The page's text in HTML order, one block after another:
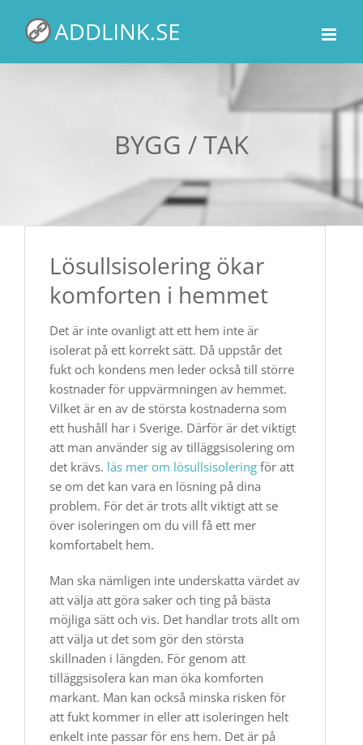
innehållet
BYGG / TAK
Lösullsisolering ökar
komforten i hemmet
Det är inte ovanligt att ett hem inte är
isolerat på ett korrekt sätt. Då uppstår det
fukt och kondens men leder också till större
kostnader för uppvärmningen av hemmet.
Vilket är en av de största kostnaderna som
ett hushåll har i Sverige. Därför är det viktigt
att man använder sig av tilläggsisolering om
det krävs. läs mer om lösullsisolering för att
se om det kan vara en lösning på dina
problem. För det är trots allt viktigt att se
över isoleringen om du vill få ett mer
komfortabelt hem.
Man ska nämligen inte underskatta värdet av
att välja att göra saker och ting på bästa
möjliga sätt och vis. Det handlar trots allt om
att välja ut det som gör den största
skillnaden i längden. För genom att
tilläggsisolera kan man öka komforten
markant. Man kan också minska risken för
att fukt kommer in eller att isoleringen helt
enkelt inte passar för ens hem. Det är på